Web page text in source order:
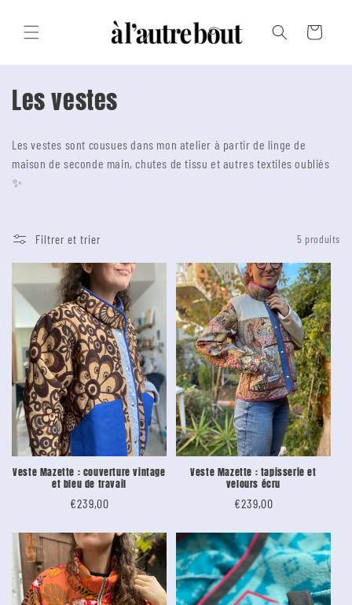
texte
Panier
C
l
l
c
t
i
o
n
:
Les vestes
Les vestes sont cousues dans mon atelier à partir de linge de
maison de seconde main, chutes de tissu et autres textiles oubliés
✨
Filtrer et trier 5 produits
Veste Mazette : couverture vintage
et bleu de travail
Tarif
€239,00
Veste Mazette : tapisserie et
velours écru
Tarif
€239,00